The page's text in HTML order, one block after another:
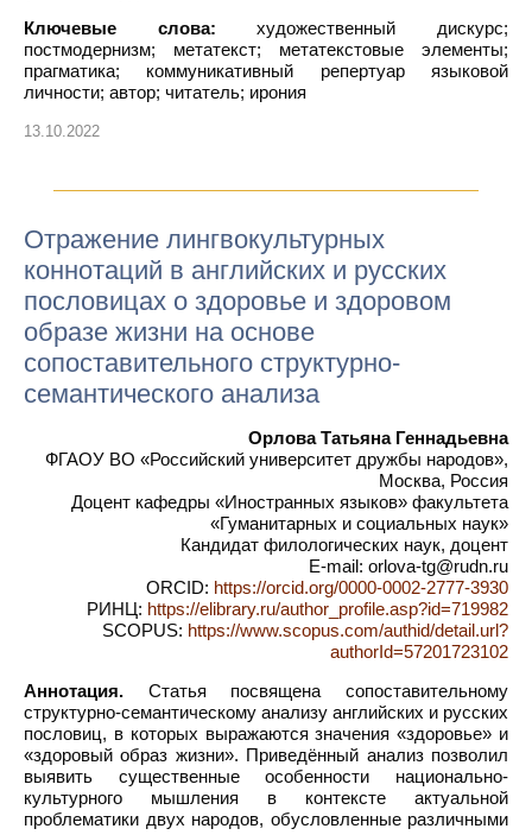
Ключевые слова: художественный дискурс;
постмодернизм; метатекст; метатекстовые элементы;
прагматика; коммуникативный репертуар языковой
личности; автор; читатель; ирония
13.10.2022
Отражение лингвокультурных
коннотаций в английских и русских
пословицах о здоровье и здоровом
образе жизни на основе
сопоставительного структурно-
семантического анализа
Орлова Татьяна Геннадьевна
ФГАОУ ВО «Российский университет дружбы народов»,
Москва, Россия
Доцент кафедры «Иностранных языков» факультета
«Гуманитарных и социальных наук»
Кандидат филологических наук, доцент
E-mail: orlova-tg@rudn.ru
ORCID: https://orcid.org/0000-0002-2777-3930
РИНЦ: https://elibrary.ru/author_profile.asp?id=719982
SCOPUS: https://www.scopus.com/authid/detail.url?
authorId=57201723102
Аннотация. Статья посвящена сопоставительному
структурно-семантическому анализу английских и русских
пословиц, в которых выражаются значения «здоровье» и
«здоровый образ жизни». Приведённый анализ позволил
выявить существенные особенности национально-
культурного мышления в контексте актуальной
проблематики двух народов, обусловленные различными